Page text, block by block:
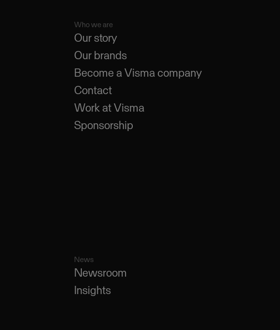
Who we are
Our story
Our brands
Become a Visma company
Contact
Work at Visma
Sponsorship
News
Newsroom
Insights